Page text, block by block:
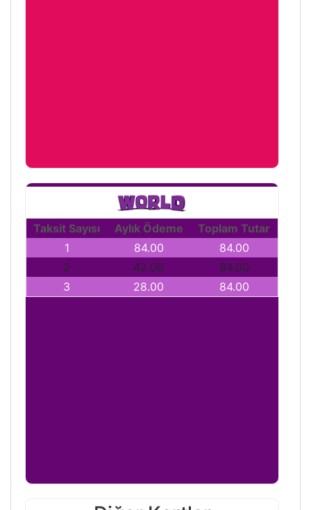
Taksit Sayısı Aylık Ödeme
Toplam Tutar
1
84.00
84.00
2
42.00
84.00
3
28.00 84.00